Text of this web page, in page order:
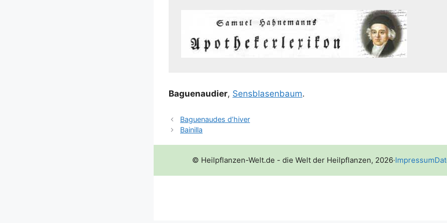
Baguenau­dier, Sen­s­bla­sen­baum.
Baguenaudes d’hiver
Bainilla
© Heilpflanzen-Welt.de - die Welt der Heilpflanzen, 2026·Impressum